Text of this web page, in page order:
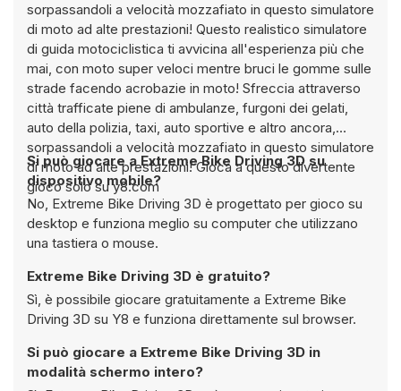
sorpassandoli a velocità mozzafiato in questo simulatore
di moto ad alte prestazioni! Questo realistico simulatore
di guida motociclistica ti avvicina all'esperienza più che
mai, con moto super veloci mentre bruci le gomme sulle
strade facendo acrobazie in moto! Sfreccia attraverso
città trafficate piene di ambulanze, furgoni dei gelati,
auto della polizia, taxi, auto sportive e altro ancora,
sorpassandoli a velocità mozzafiato in questo simulatore
di moto ad alte prestazioni! Gioca a questo divertente
gioco solo su y8.com
Si può giocare a Extreme Bike Driving 3D su
dispositivo mobile?
No, Extreme Bike Driving 3D è progettato per gioco su
desktop e funziona meglio su computer che utilizzano
una tastiera o mouse.
Extreme Bike Driving 3D è gratuito?
Sì, è possibile giocare gratuitamente a Extreme Bike
Driving 3D su Y8 e funziona direttamente sul browser.
Si può giocare a Extreme Bike Driving 3D in
modalità schermo intero?